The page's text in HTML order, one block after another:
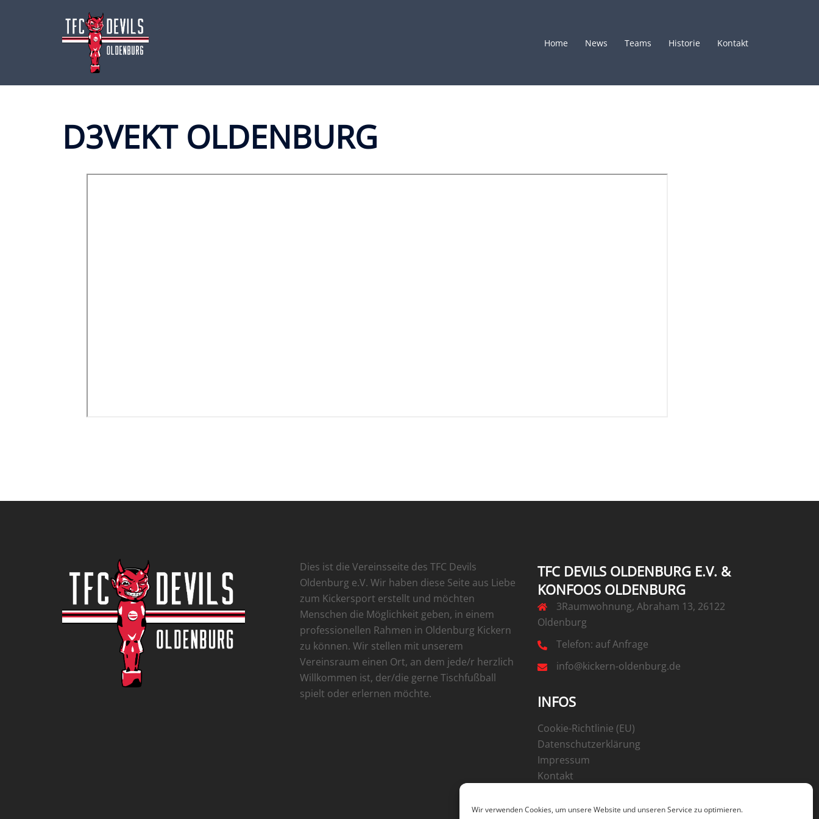
Wir verwenden Cookies, um unsere Website und unseren Service zu optimieren.
Home News Teams Historie Kontakt
D3VEKT OLDENBURG​
Dies ist die Vereinsseite des TFC Devils
Oldenburg e.V. Wir haben diese Seite aus Liebe
zum Kickersport erstellt und möchten
Menschen die Möglichkeit geben, in einem
professionellen Rahmen in Oldenburg Kickern
zu können. Wir stellen mit unserem
Vereinsraum einen Ort, an dem jede/r herzlich
Willkommen ist, der/die gerne Tischfußball
spielt oder erlernen möchte.
TFC DEVILS OLDENBURG E.V. &
KONFOOS OLDENBURG
3Raumwohnung, Abraham 13, 26122
Oldenburg
Telefon: auf Anfrage
info@kickern-oldenburg.de
INFOS
Cookie-Richtlinie (EU)
Datenschutzerklärung
Impressum
Kontakt